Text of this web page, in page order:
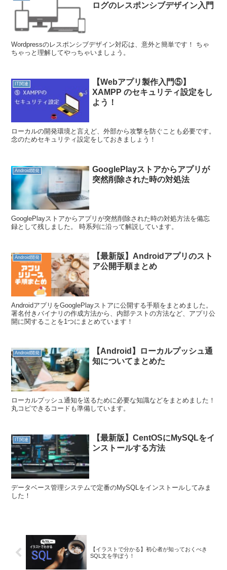
ログのレスポンシブデザイン入門
Wordpressのレスポンシブデザイン対応は、意外と簡単です！ ちゃ
ちゃっと理解してやっちゃいましょう。
IT関連
【Webアプリ製作入門⑤】
XAMPP のセキュリティ設定をし
よう！
ローカルの開発環境と言えど、外部から攻撃を防ぐことも必要です。
念のためセキュリティ設定をしておきましょう！
Android開発
GooglePlayストアからアプリが
突然削除された時の対処法
GooglePlayストアからアプリが突然削除された時の対処方法を備忘
録として残しました。 時系列に沿って解説しています。
Android開発
【最新版】Androidアプリのスト
ア公開手順まとめ
AndroidアプリをGooglePlayストアに公開する手順をまとめました。
署名付きバイナリの作成方法から、内部テストの方法など、アプリ公
開に関することを1つにまとめています！
Android開発
【Android】ローカルプッシュ通
知についてまとめた
ローカルプッシュ通知を送るために必要な知識などをまとめました！
丸コピできるコードも準備しています。
IT関連
【最新版】CentOSにMySQLをイ
ンストールする方法
データベース管理システムで定番のMySQLをインストールしてみま
した！
【イラストで分かる】初心者が知っておくべき
SQL文を学ぼう！